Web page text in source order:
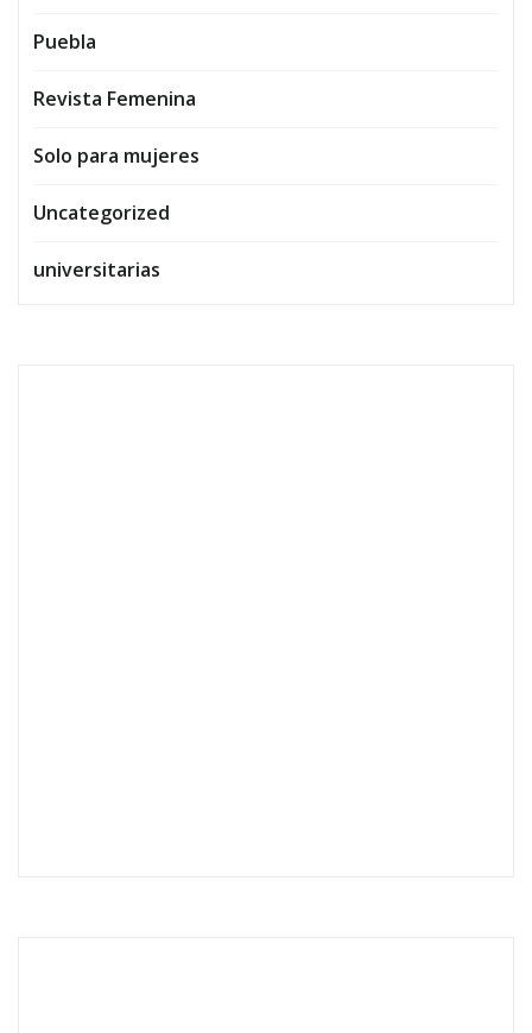
Puebla
Revista Femenina
Solo para mujeres
Uncategorized
universitarias